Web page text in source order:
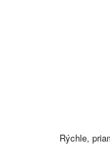
Rýchle,